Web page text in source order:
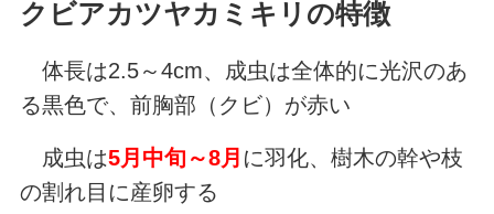
クビアカツヤカミキリの特徴
体長は2.5～4cm、成虫は全体的に光沢のあ
る黒色で、前胸部（クビ）が赤い
成虫は5月中旬～8月 に羽化、樹木の幹や枝
の割れ目に産卵する